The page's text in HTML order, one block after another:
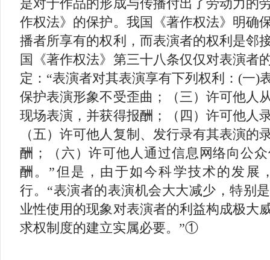
是对于作品的形成与传播付出了劳动力的
作权法》的保护。我国《著作权法》明确
播者所享有的权利，而表演者的权利是邻
国《著作权法》第三十八条仅仅对表演者
定：“表演者对其表演享有下列权利：(一)
保护表演形象不受歪曲；（三）许可他人
现场表演，并获得报酬；（四）许可他人
（五）许可他人复制、发行录有其表演的
酬；（六）许可他人通过信息网络向公
酬。”但是，由于如今科学技术的发展
行。“表演者的表演机会大大减少，特别
业性使用的现象对表演者的利益构成极大
求权制度的建立实属必要。”①